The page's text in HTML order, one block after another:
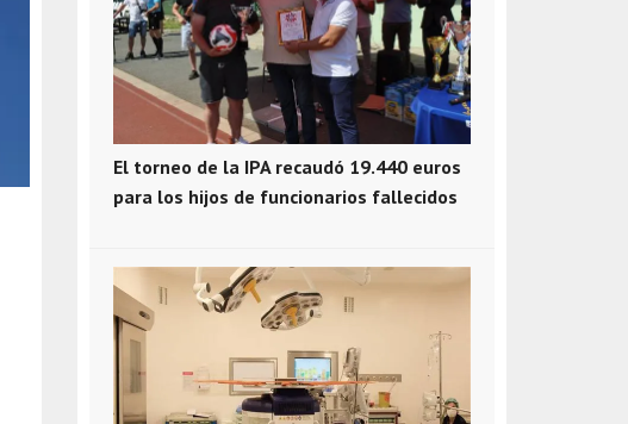
El torneo de la IPA recaudó 19.440 euros
para los hijos de funcionarios fallecidos